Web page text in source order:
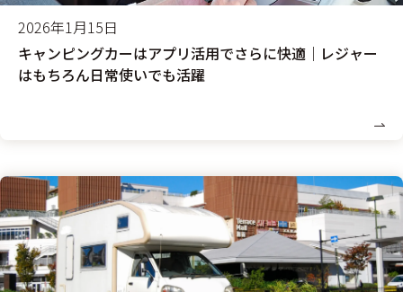
2026年1月15日
キャンピングカーはアプリ活用でさらに快適│レジャー
はもちろん日常使いでも活躍